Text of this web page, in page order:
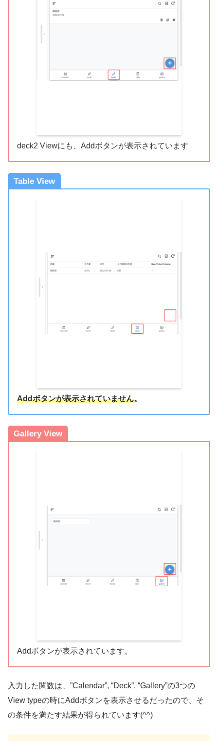
deck2 Viewにも、Addボタンが表示されています
Table View
Addボタンが表示されていません。
Gallery View
Addボタンが表示されています。
入力した関数は、”Calendar”, “Deck”, “Gallery”の3つの
View typeの時にAddボタンを表示させるだったので、そ
の条件を満たす結果が得られています(^^)